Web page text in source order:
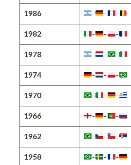
1986 - - -
1982 - - -
1978 - - -
1974 - - -
1970 - - -
1966 - - -
1962 - - -
1958 - - -